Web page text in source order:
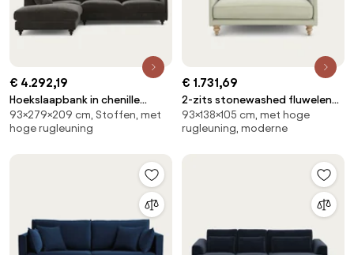
€ 4.292,19
Hoekslaapbank in chenille
fluweel, Lazare
93×279×209 cm, Stoffen, met
hoge rugleuning
€ 1.731,69
2-zits stonewashed fluwelen
bank, Lazare
93×138×105 cm, met hoge
rugleuning, moderne